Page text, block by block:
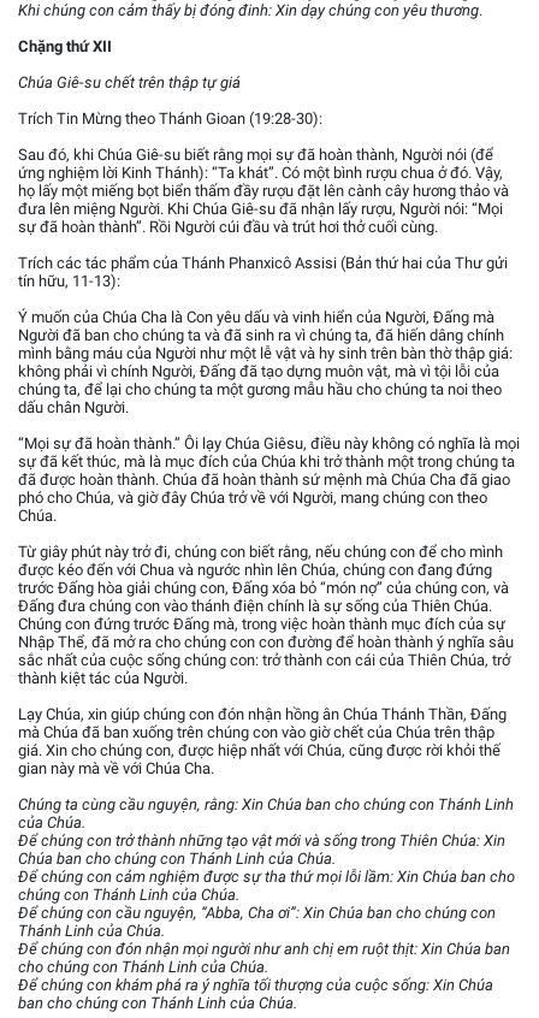
Khi chúng con cảm thấy bị đóng đinh: Xin dạy chúng con yêu thương.
Chặng thứ XII
Chúa Giê-su chết trên thập tự giá
Trích Tin Mừng theo Thánh Gioan (19:28-30):
Sau đó, khi Chúa Giê-su biết rằng mọi sự đã hoàn thành, Người nói (để
ứng nghiệm lời Kinh Thánh): “Ta khát”. Có một bình rượu chua ở đó. Vậy,
họ lấy một miếng bọt biển thấm đầy rượu đặt lên cành cây hương thảo và
đưa lên miệng Người. Khi Chúa Giê-su đã nhận lấy rượu, Người nói: “Mọi
sự đã hoàn thành”. Rồi Người cúi đầu và trút hơi thở cuối cùng.
Trích các tác phẩm của Thánh Phanxicô Assisi (Bản thứ hai của Thư gửi
tín hữu, 11-13):
Ý muốn của Chúa Cha là Con yêu dấu và vinh hiển của Người, Đấng mà
Người đã ban cho chúng ta và đã sinh ra vì chúng ta, đã hiến dâng chính
mình bằng máu của Người như một lễ vật và hy sinh trên bàn thờ thập giá:
không phải vì chính Người, Đấng đã tạo dựng muôn vật, mà vì tội lỗi của
chúng ta, để lại cho chúng ta một gương mẫu hầu cho chúng ta noi theo
dấu chân Người.
“Mọi sự đã hoàn thành.” Ôi lạy Chúa Giêsu, điều này không có nghĩa là mọi
sự đã kết thúc, mà là mục đích của Chúa khi trở thành một trong chúng ta
đã được hoàn thành. Chúa đã hoàn thành sứ mệnh mà Chúa Cha đã giao
phó cho Chúa, và giờ đây Chúa trở về với Người, mang chúng con theo
Chúa.
Từ giây phút này trở đi, chúng con biết rằng, nếu chúng con để cho mình
được kéo đến với Chua và ngước nhìn lên Chúa, chúng con đang đứng
trước Đấng hòa giải chúng con, Đấng xóa bỏ “món nợ” của chúng con, và
Đấng đưa chúng con vào thánh điện chính là sự sống của Thiên Chúa.
Chúng con đứng trước Đấng mà, trong việc hoàn thành mục đích của sự
Nhập Thể, đã mở ra cho chúng con con đường để hoàn thành ý nghĩa sâu
sắc nhất của cuộc sống chúng con: trở thành con cái của Thiên Chúa, trở
thành kiệt tác của Người.
Lạy Chúa, xin giúp chúng con đón nhận hồng ân Chúa Thánh Thần, Đấng
mà Chúa đã ban xuống trên chúng con vào giờ chết của Chúa trên thập
giá. Xin cho chúng con, được hiệp nhất với Chúa, cũng được rời khỏi thế
gian này mà về với Chúa Cha.
Chúng ta cùng cầu nguyện, rằng: Xin Chúa ban cho chúng con Thánh Linh
của Chúa.
Để chúng con trở thành những tạo vật mới và sống trong Thiên Chúa: Xin
Chúa ban cho chúng con Thánh Linh của Chúa.
Để chúng con cảm nghiệm được sự tha thứ mọi lỗi lầm: Xin Chúa ban cho
chúng con Thánh Linh của Chúa.
Để chúng con cầu nguyện, “Abba, Cha ơi”: Xin Chúa ban cho chúng con
Thánh Linh của Chúa.
Để chúng con đón nhận mọi người như anh chị em ruột thịt: Xin Chúa ban
cho chúng con Thánh Linh của Chúa.
Để chúng con khám phá ra ý nghĩa tối thượng của cuộc sống: Xin Chúa
ban cho chúng con Thánh Linh của Chúa.